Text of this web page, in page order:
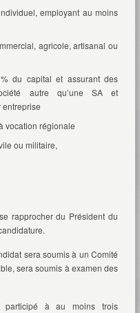
employant au moins
agricole, artisanal ou
du capital et assurant des
autre qu’une SA et
vocation régionale
ou militaire,
rapprocher du Président du
sera soumis à un Comité
sera soumis à examen des
à au moins trois